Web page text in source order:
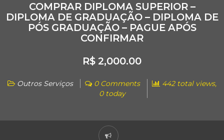
COMPRAR DIPLOMA SUPERIOR –
DIPLOMA DE GRADUAÇÃO – DIPLOMA DE
PÓS GRADUAÇÃO – PAGUE APÓS
CONFIRMAR
R$ 2,000.00
Outros Serviços 0 Comments
442 total views,
0 today